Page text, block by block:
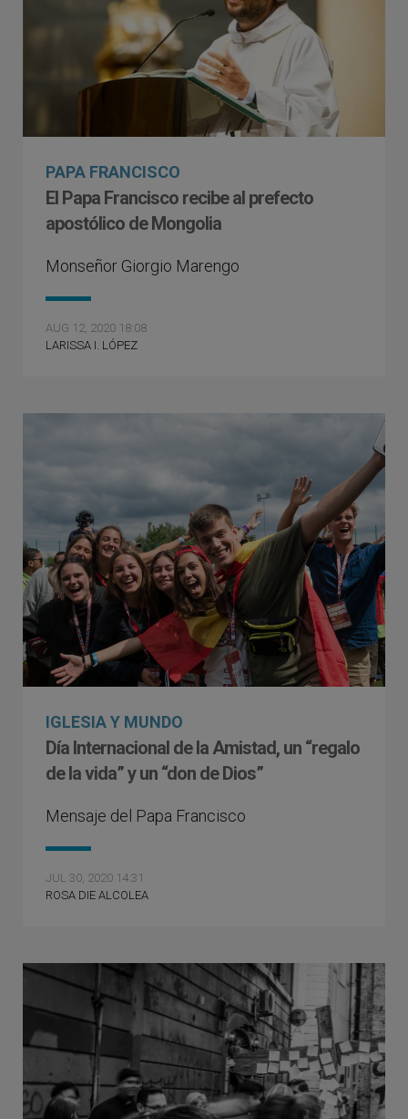
PAPA FRANCISCO
El Papa Francisco recibe al prefecto
apostólico de Mongolia
Monseñor Giorgio Marengo
AUG 12, 2020 18:08
LARISSA I. LÓPEZ
IGLESIA Y MUNDO
Día Internacional de la Amistad, un “regalo
de la vida” y un “don de Dios”
Mensaje del Papa Francisco
JUL 30, 2020 14:31
ROSA DIE ALCOLEA